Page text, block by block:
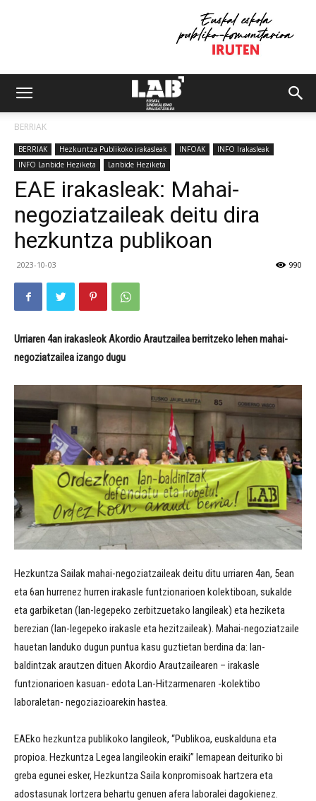
BERRIAK
BERRIAK Hezkuntza Publikoko irakasleak INFOAK
INFO Irakasleak
INFO Lanbide Heziketa
Lanbide Heziketa
EAE irakasleak: Mahai-
negoziatzaileak deitu dira
hezkuntza publikoan
2023-10-03 990
Urriaren 4an irakasleok Akordio Arautzailea berritzeko lehen mahai-
negoziatzailea izango dugu
Hezkuntza Sailak mahai-negoziatzaileak deitu ditu urriaren 4an, 5ean
eta 6an hurrenez hurren irakasle funtzionarioen kolektiboan, sukalde
eta garbiketan (lan-legepeko zerbitzuetako langileak) eta heziketa
berezian (lan-legepeko irakasle eta hezitzaileak). Mahai-negoziatzaile
hauetan landuko dugun puntua kasu guztietan berdina da: lan-
baldintzak arautzen dituen Akordio Arautzailearen – irakasle
funtzionarioen kasuan- edota Lan-Hitzarmenaren -kolektibo
laboraletan- negoziazioarekin hastea.
EAEko hezkuntza publikoko langileok, “Publikoa, euskalduna eta
propioa. Hezkuntza Legea langileokin eraiki” lemapean deituriko bi
greba egunei esker, Hezkuntza Saila konpromisoak hartzera eta
adostasunak lortzera behartu genuen afera laboralei dagokienez.